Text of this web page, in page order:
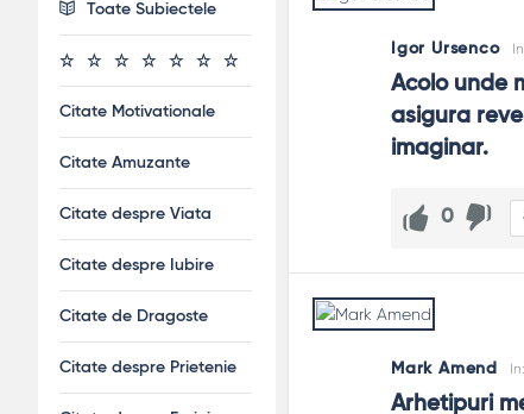
Igor Ursenco
Acolo unde
asigura
imaginar.
0
Mark Amend In:
Arhetipuri
Toate Subiectele
Citate Motivationale
Citate Amuzante
Citate despre Viata
Citate despre Iubire
Citate de Dragoste
Citate despre Prietenie